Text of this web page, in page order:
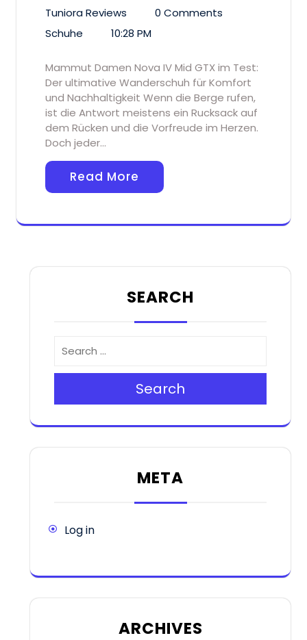
Tuniora Reviews
0 Comments
Schuhe
10:28 PM
Mammut Damen Nova IV Mid GTX im Test:
Der ultimative Wanderschuh für Komfort
und Nachhaltigkeit Wenn die Berge rufen,
ist die Antwort meistens ein Rucksack auf
dem Rücken und die Vorfreude im Herzen.
Doch jeder…
Read More
SEARCH
Search
META
Log in
ARCHIVES